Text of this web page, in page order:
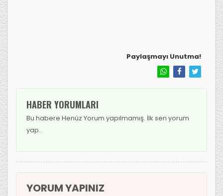
Paylaşmayı Unutma!
HABER YORUMLARI
Bu habere Henüz Yorum yapılmamış. İlk sen yorum
yap..
YORUM YAPINIZ